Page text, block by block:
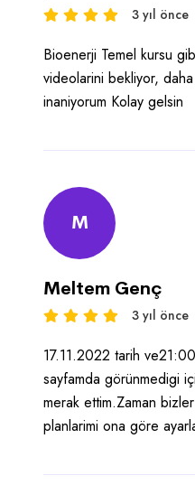
3 yıl önce
Bioenerji Temel kursu
videolarini bekliyor,
inaniyorum Kolay gelsin
M
Meltem Genç
3 yıl önce
17.11.2022 tarih
sayfamda görünmedigi
merak ettim.Zaman
planlarimi ona göre